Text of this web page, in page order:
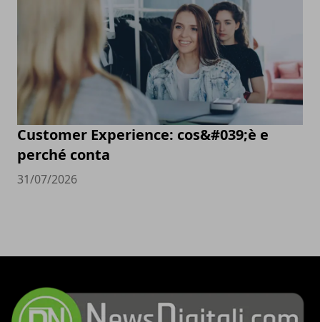
Customer Experience: cos&#039;è e
perché conta
31/07/2026